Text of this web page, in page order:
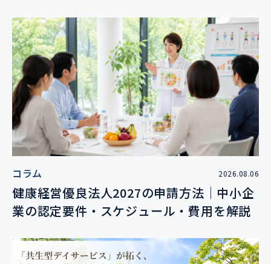
コラム 2026.08.06
健康経営優良法人2027の申請方法｜中小企
業の認定要件・スケジュール・費用を解説